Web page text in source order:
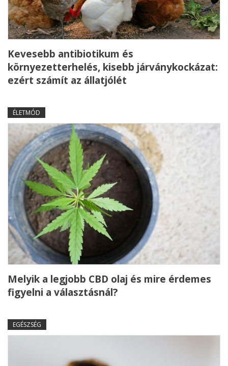
Kevesebb antibiotikum és
környezetterhelés, kisebb járványkockázat:
ezért számít az állatjólét
ÉLETMÓD
Melyik a legjobb CBD olaj és mire érdemes
figyelni a választásnál?
EGÉSZSÉG